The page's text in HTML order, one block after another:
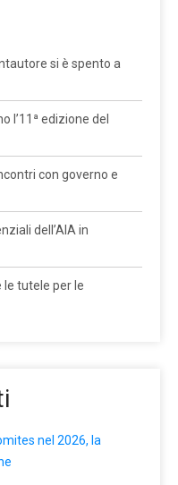
si è spento a
l’11ª edizione del
con governo e
dell’AIA in
le tutele per le
nel 2026, la